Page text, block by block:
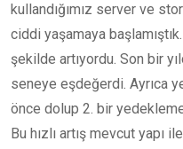
kullandığımız server ve
ciddi yaşamaya
şekilde artıyordu. Son bir
seneye eşdeğerdi. Ayrıca
önce dolup 2. bir
Bu hızlı artış mevcut yapı